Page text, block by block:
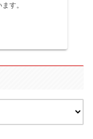
す。